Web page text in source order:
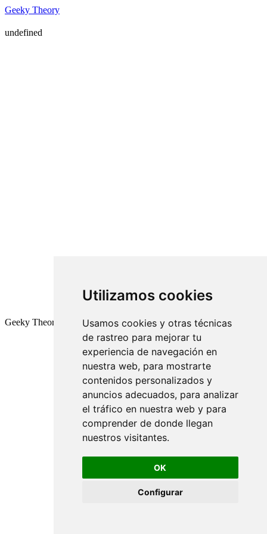
Utilizamos cookies
Usamos cookies y otras técnicas
de rastreo para mejorar tu
experiencia de navegación en
nuestra web, para mostrarte
contenidos personalizados y
anuncios adecuados, para analizar
el tráfico en nuestra web y para
comprender de donde llegan
nuestros visitantes.
OK
Configurar
Geeky Theory
undefined
Geeky Theory © 2026